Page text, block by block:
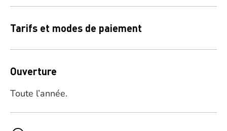
Tarifs et modes de paiement
Ouverture
Toute l’année.